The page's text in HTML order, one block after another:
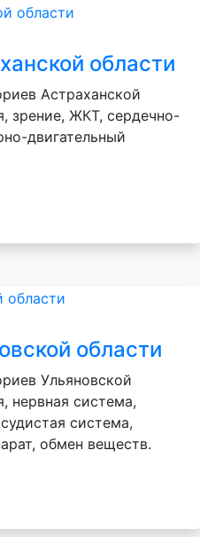
области
Астраханской
зрение, ЖКТ, сердечно-
двигательный
области
Ульяновской
нервная система,
система,
обмен веществ.